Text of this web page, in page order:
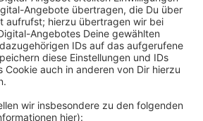
wenig, dass Polizeidirektorin
Null-Lage spricht.
davon aus, dass die
mit der hohen
abschrecken und damit